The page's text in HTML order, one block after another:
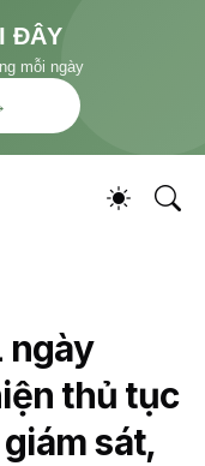
ĐÂY
mỗi ngày
ngày
thủ tục
sát,